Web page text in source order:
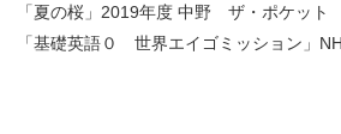
「夏の桜」2019年度 中野 ザ・ポケット
「基礎英語０ 世界エイゴミッション」